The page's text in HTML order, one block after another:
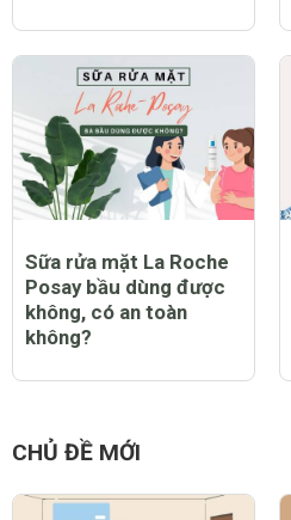
Sữa rửa mặt La Roche
Posay bầu dùng được
không, có an toàn
không?
CHỦ ĐỀ MỚI